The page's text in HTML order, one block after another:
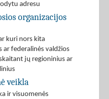
adresu
organizacijos
kuri nors kita
ar federalinės valdžios
jų regioninius ar
veikla
ir visuomenės